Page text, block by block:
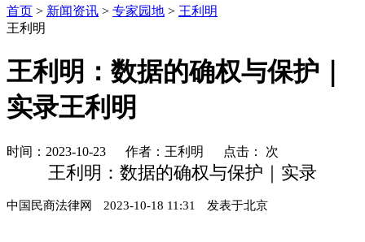
首页 > 新闻资讯 > 专家园地 > 王利明
王利明
​王利明：数据的确权与保护｜
实录王利明
时间：2023-10-23 作者：王利明 点击： 次
王利明：数据的确权与保护｜实录
中国民商法律网 2023-10-18 11:31 发表于北京